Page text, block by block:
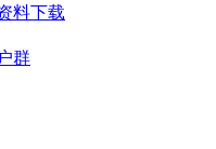
料下载
群